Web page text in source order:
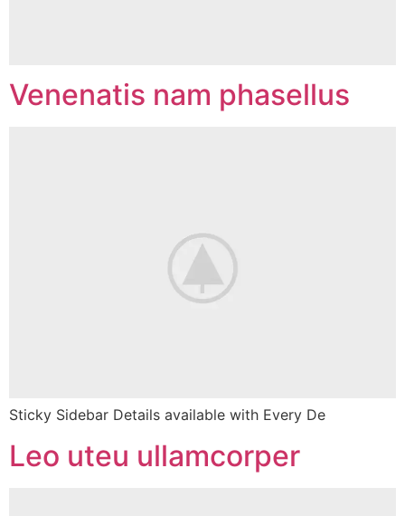
Venenatis nam phasellus
Sticky Sidebar Details available with Every De
Leo uteu ullamcorper